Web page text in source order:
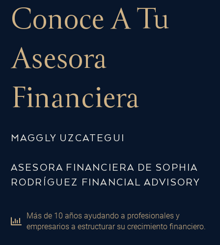
Conoce A Tu
Asesora
Financiera
MAGGLY UZCATEGUI
ASESORA FINANCIERA DE SOPHIA
RODRÍGUEZ FINANCIAL ADVISORY
Más de 10 años ayudando a profesionales y
empresarios a estructurar su crecimiento financiero.